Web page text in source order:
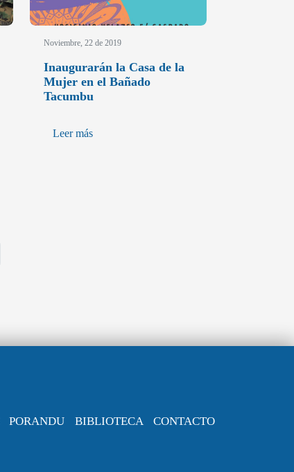
Noviembre, 22 de 2019
Inaugurarán la Casa de la
Mujer en el Bañado
Tacumbu
Leer más
PORANDU BIBLIOTECA CONTACTO